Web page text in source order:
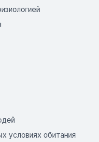
условиях обитания